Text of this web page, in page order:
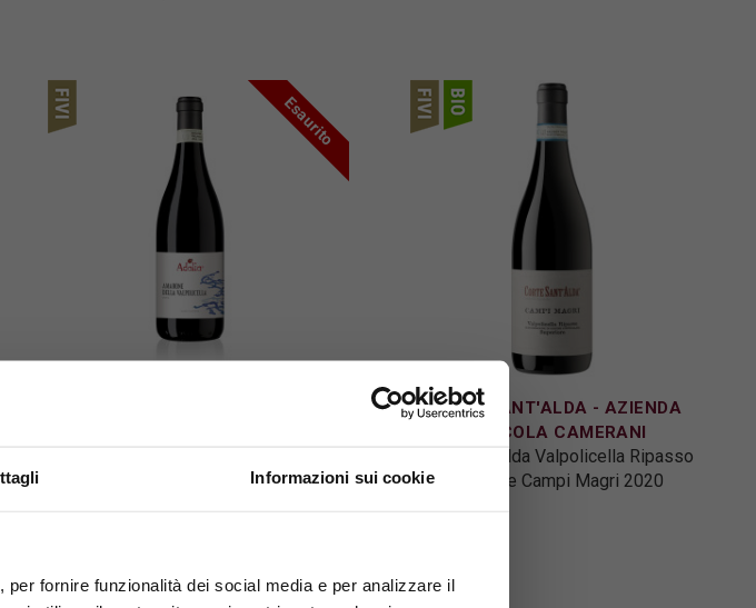
Informazioni sui cookie
fornire funzionalità dei social media e per analizzare il
Esaurito
CORTE SANT'ALDA - AZIENDA
AGRICOLA CAMERANI
Corte Sant'Alda Valpolicella Ripasso
Superiore Campi Magri 2020
sul tuo primo ordine!